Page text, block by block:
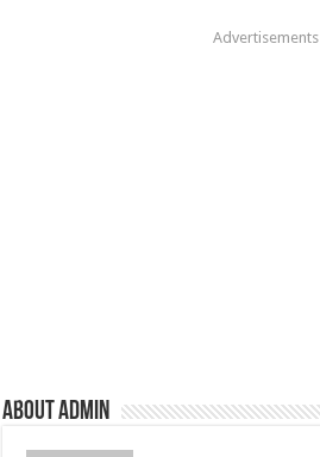
Advertisements
About admin